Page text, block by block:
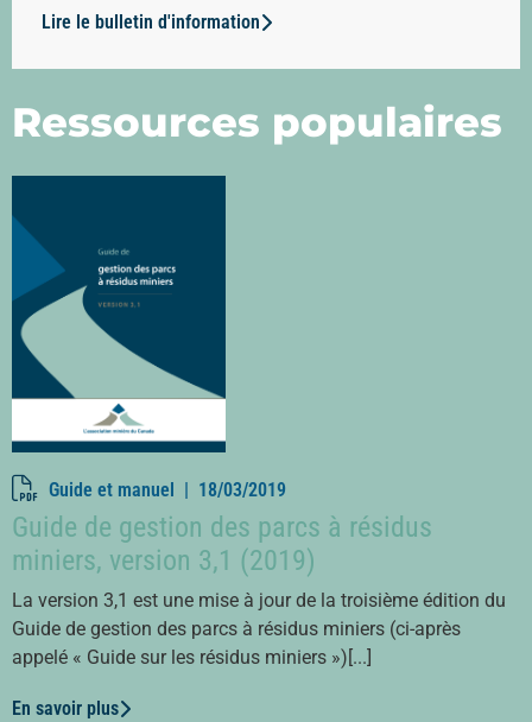
Lire le bulletin d'information
Ressources populaires
Guide et manuel | 18/03/2019
Guide de gestion des parcs à résidus
miniers, version 3,1 (2019)
La version 3,1 est une mise à jour de la troisième édition du
Guide de gestion des parcs à résidus miniers (ci-après
appelé « Guide sur les résidus miniers »)[...]
En savoir plus